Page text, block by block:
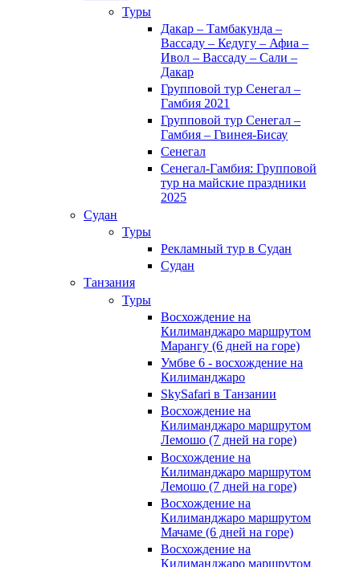
Туры
Дакар – Тамбакунда –
Вассаду – Кедугу – Афиа –
Ивол – Вассаду – Сали –
Дакар
Групповой тур Сенегал –
Гамбия 2021
Групповой тур Сенегал –
Гамбия – Гвинея-Бисау
Сенегал
Сенегал-Гамбия: Групповой
тур на майские праздники
2025
Судан
Туры
Рекламный тур в Cудан
Cудан
Танзания
Туры
Восхождение на
Килиманджаро маршрутом
Марангу (6 дней на горе)
Умбве 6 - восхождение на
Килиманджаро
SkySafari в Танзании
Восхождение на
Килиманджаро маршрутом
Лемошо (7 дней на горе)
Восхождение на
Килиманджаро маршрутом
Лемошо (7 дней на горе)
Восхождение на
Килиманджаро маршрутом
Мачаме (6 дней на горе)
Восхождение на
Килиманджаро маршрутом